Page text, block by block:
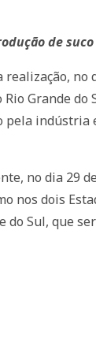
de
Grande
no dia 29
nos dois
Sul, que